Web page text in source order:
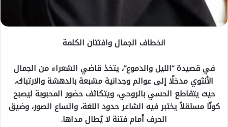
انخطاف الجمال وافتتان الكلمة
في قصيدة “الليل والدموع”، يتخذ قاضي الشعراء من الجمال
الأنثوي مدخلًا إلى عوالم وجدانية مشبعة بالدهشة والارتباك،
حيث يتقاطع الحسي بالروحي، ويتكاثف حضور المحبوبة ليصبح
كونًا مستقلاً يختبر فيه الشاعر حدود اللغة، واتساع الصور، وضيق
الحرف أمام فتنة لا يُطال مداها.